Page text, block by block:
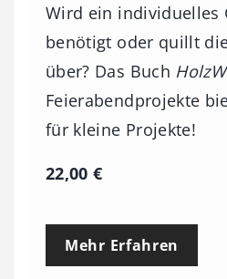
Wird ein individuelles
benötigt oder quillt
über? Das Buch
Feierabendprojekte
für kleine Projekte!
22,00€
Mehr Erfahren